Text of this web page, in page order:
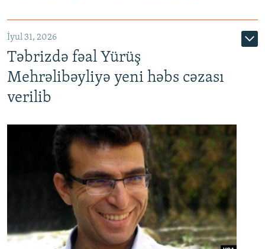
İyul 31, 2026
Təbrizdə fəal Yürüş
Mehrəlibəyliyə yeni həbs cəzası
verilib